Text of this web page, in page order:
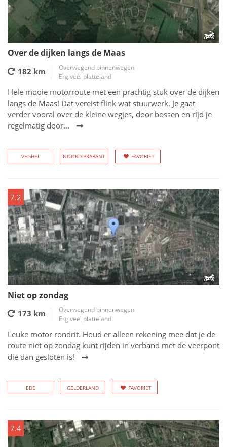
Over de dijken langs de Maas
182 km
Overwegend binnenwegen
Erg veel platteland
Hele mooie motorroute met een prachtig stuk over de dijken
langs de Maas! Dat vereist flink wat stuurwerk. Je gaat
verder vooral over de kleine wegjes, door bossen en rijd je
regelmatig door...
VEGHEL NOORD-BRABANT FAVORIET
7.2
Niet op zondag
173 km
Overwegend binnenwegen
Erg veel platteland
Leuke motor rondrit. Houd er alleen rekening mee dat je de
route niet op zondag kunt rijden in verband met de veerpont
die dan gesloten is!
EDE GELDERLAND FAVORIET
7.4